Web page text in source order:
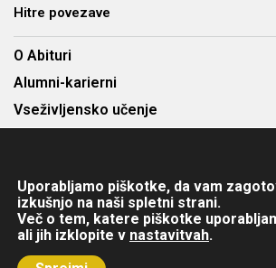
Hitre povezave
O Abituri
Alumni-karierni
Vseživljensko učenje
Kontakt
Copyright © 2025 Abitura d.o.o. Višja
Uporabljamo piškotke, da vam
izkušnjo na naši spletni strani.
Več o tem, katere piškotke
ali jih izklopite v nastavitvah.